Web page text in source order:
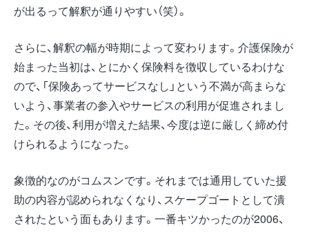
が出るって解釈が通りやすい（笑）。
さらに、解釈の幅が時期によって変わります。介護保険が
始まった当初は、とにかく保険料を徴収しているわけな
ので、「保険あってサービスなし」という不満が高まらな
いよう、事業者の参入やサービスの利用が促進されまし
た。その後、利用が増えた結果、今度は逆に厳しく締め付
けられるようになった。
象徴的なのがコムスンです。それまでは通用していた援
助の内容が認められなくなり、スケープゴートとして潰
されたという面もあります。一番キツかったのが2006、